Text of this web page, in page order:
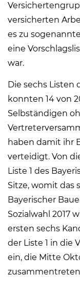
versicherten
es zu
eine
war.
Die sechs Listen
konnten 14 von
Selbständigen
haben damit ihr
verteidigt. Von
Liste 1 des
Sitze, womit das
Bayerischer
Sozialwahl 2017
ersten sechs
der Liste 1 in die
ein, die Mitte